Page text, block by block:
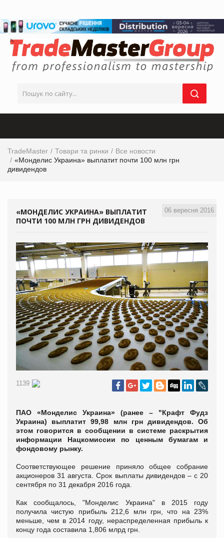
TradeMaster Товари та ринки
Все новости
«Монделис Украина» выплатит почти 100 млн грн
дивидендов
06 вересня 2016
«МОНДЕЛИС УКРАИНА» ВЫПЛАТИТ
ПОЧТИ 100 МЛН ГРН ДИВИДЕНДОВ
1139
ПАО «Монделис Украина» (ранее – "Крафт Фудз
Украина) выплатит 99,98 млн грн дивидендов. Об
этом говорится в сообщении в системе раскрытия
информации Нацкомиссии по ценным бумагам и
фондовому рынку.
Соответствующее решение приняло общее собрание
акционеров 31 августа. Срок выплаты дивидендов – с 20
сентября по 31 декабря 2016 года.
Как сообщалось, "Монделис Украина" в 2015 году
получила чистую прибыль 212,6 млн грн, что на 23%
меньше, чем в 2014 году, нераспределенная прибыль к
концу года составила 1,806 млрд грн.